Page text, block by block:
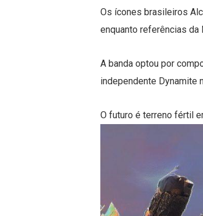
Os ícones brasileiros
enquanto referências da
A banda optou por
independente Dynamite
O futuro é terreno fértil